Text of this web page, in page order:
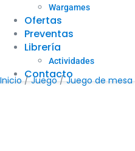
Wargames
Ofertas
Preventas
Librería
Actividades
Contacto
Inicio /Juego/Juego de mesa